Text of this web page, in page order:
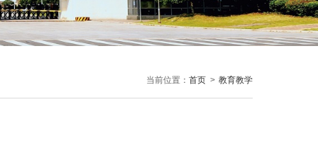
当前位置： 首页 > 教育教学